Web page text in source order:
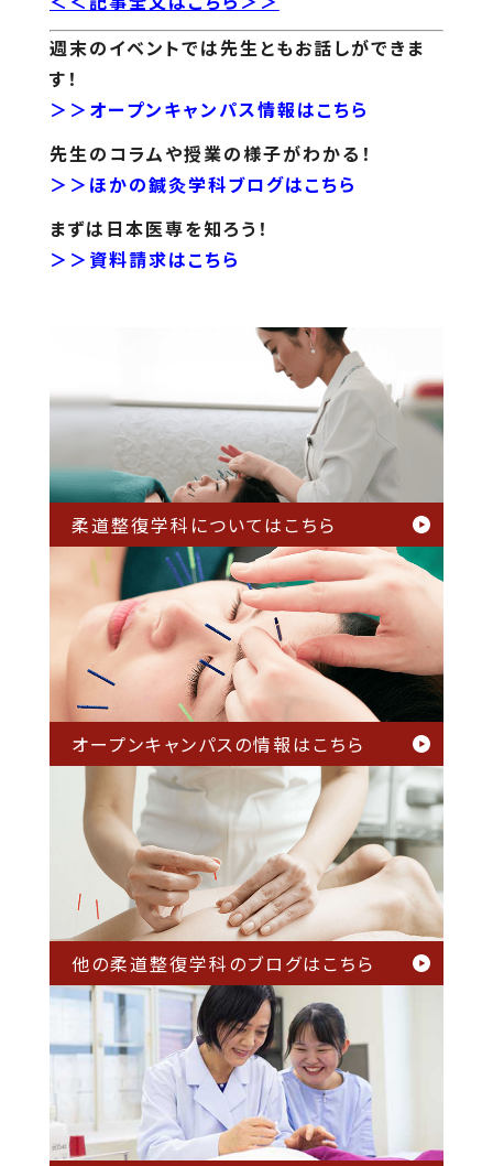
週末のイベントでは先生ともお話しができま
す！
＞＞オープンキャンパス情報はこちら
先生のコラムや授業の様子がわかる！
＞＞ほかの鍼灸学科ブログはこちら
まずは日本医専を知ろう！
＞＞資料請求はこちら
柔道整復学科についてはこちら
オープンキャンパスの情報はこちら
他の柔道整復学科のブログはこちら